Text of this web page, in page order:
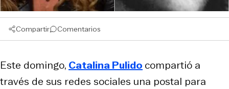
Compartir Comentarios
Este domingo, Catalina Pulido compartió a
través de sus redes sociales una postal para